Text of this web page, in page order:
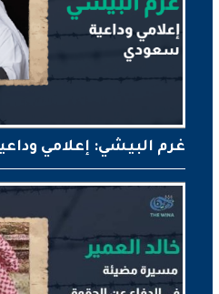
غرم البيشي: إعلامي